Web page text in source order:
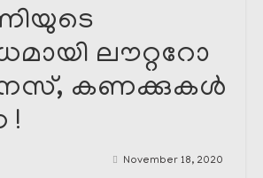
ലൗറ്ററോ
കണക്കുകൾ
!
November 18, 2020